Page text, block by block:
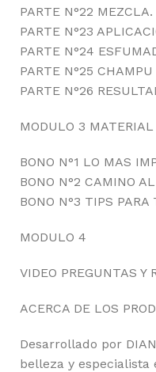
PARTE N°22 MEZCLA.
PARTE N°23
PARTE N°24
PARTE N°25
PARTE N°26
MODULO 3 MATERIAL
BONO N°1 LO MAS
BONO N°2 CAMINO
BONO N°3 TIPS PARA
MODULO 4
VIDEO PREGUNTAS Y
ACERCA DE LOS
Desarrollado por
belleza y